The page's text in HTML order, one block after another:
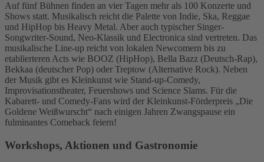
Auf fünf Bühnen finden an vier Tagen mehr als 100 Konzerte und
Shows statt. Musikalisch reicht die Palette von Indie, Ska, Reggae
und HipHop bis Heavy Metal. Aber auch typischer Singer-
Songwriter-Sound, Neo-Klassik und Electronica sind vertreten. Das
musikalische Line-up reicht von lokalen Newcomern bis zu
etablierteren Acts wie BOOZ (HipHop), Bella Bazz (Deutsch-Rap),
Bekkaa (deutscher Pop) oder Treptow (Alternative Rock). Neben
der Musik gibt es Kleinkunst wie Stand-up-Comedy,
Improvisationstheater, Feuershows und Science Slams. Für die
Kabarett- und Comedy-Fans wird der Kleinkunst-Förderpreis „Die
Goldene Weißwurscht“ nach einigen Jahren Zwangspause ein
fulminantes Comeback feiern!
Workshops, Aktionen und Gastronomie